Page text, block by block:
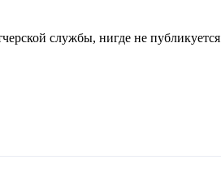
службы, нигде не публикуется